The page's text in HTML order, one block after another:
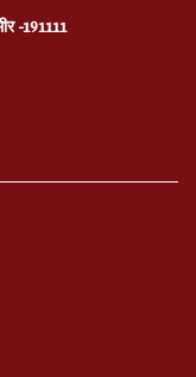
-191111